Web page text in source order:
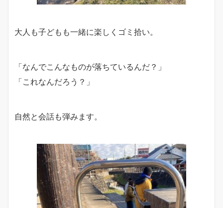
大人も子どもも一緒に楽しくゴミ拾い。
「なんでこんなものが落ちているんだ？」
「これなんだろう？」
自然と会話も弾みます。